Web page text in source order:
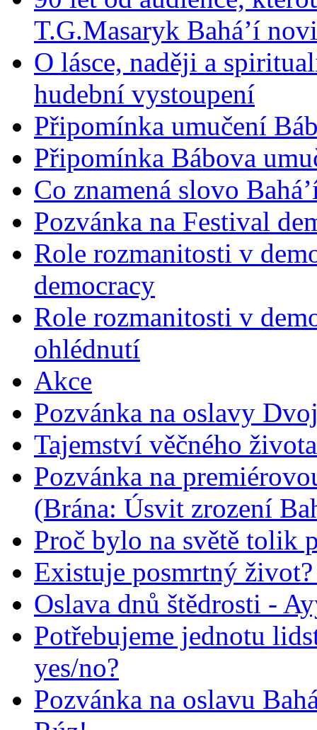
T.G.Masaryk Bahá’í
O lásce, naději a
hudební vystoupení
Připomínka umučení
Připomínka Bábova
Co znamená slovo
Pozvánka na Festival
Role rozmanitosti v
democracy
Role rozmanitosti v
ohlédnutí
Akce
Pozvánka na oslavy
Tajemství věčného života
Pozvánka na
(Brána: Úsvit zrození
Proč bylo na světě tolik
Existuje posmrtný
Oslava dnů štědrosti -
Potřebujeme jednotu
yes/no?
Pozvánka na oslavu